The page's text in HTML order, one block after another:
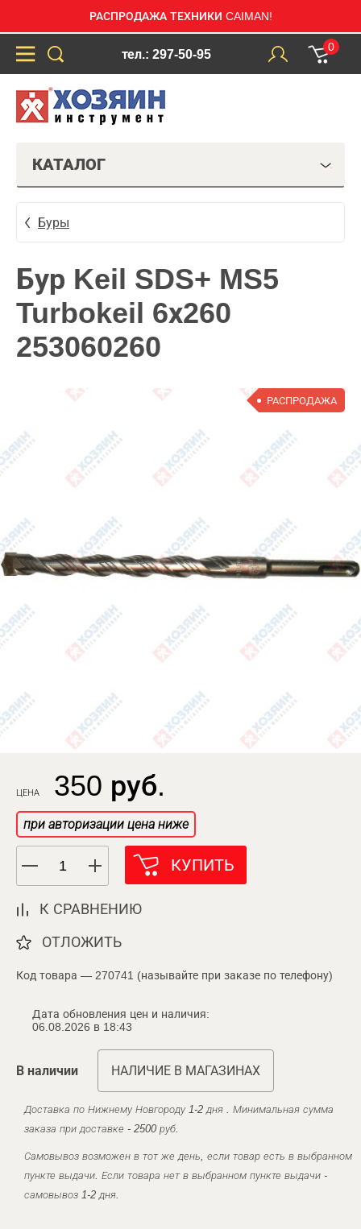
РАСПРОДАЖА ТЕХНИКИ CAIMAN!
тел.: 297-50-95
0
КАТАЛОГ
Буры
Бур Keil SDS+ MS5
Turbokeil 6х260
253060260
РАСПРОДАЖА
ЦЕНА 350 руб.
при авторизации цена ниже
КУПИТЬ
К СРАВНЕНИЮ
ОТЛОЖИТЬ
Код товара — 270741 (называйте при заказе по телефону)
Дата обновления цен и наличия:
06.08.2026 в 18:43
В наличии НАЛИЧИЕ В МАГАЗИНАХ
Доставка по Нижнему Новгороду 1-2 дня . Минимальная сумма
заказа при доставке - 2500 руб.
Самовывоз возможен в тот же день, если товар есть в выбранном
пункте выдачи. Если товара нет в выбранном пункте выдачи -
самовывоз 1-2 дня.